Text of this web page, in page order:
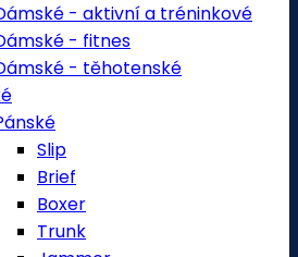
- aktivní a tréninkové
- fitnes
- těhotenské
Slip
Brief
Boxer
Trunk